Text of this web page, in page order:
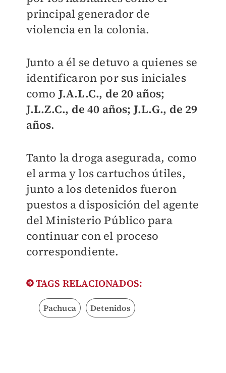
principal generador de
violencia en la colonia.
Junto a él se detuvo a quienes se
identificaron por sus iniciales
como J.A.L.C., de 20 años;
J.L.Z.C., de 40 años; J.L.G., de 29
años.
Tanto la droga asegurada, como
el arma y los cartuchos útiles,
junto a los detenidos fueron
puestos a disposición del agente
del Ministerio Público para
continuar con el proceso
correspondiente.
TAGS RELACIONADOS:
Pachuca Detenidos